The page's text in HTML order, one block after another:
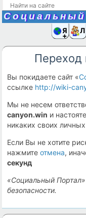
Я и
Переход
Вы покидаете сайт «
ссылке http://wiki-
Мы не несем
canyon.win и
никаких своих
Если Вы не хотите
нажмитеотмена,
секунд
«Социальный
безопасности.